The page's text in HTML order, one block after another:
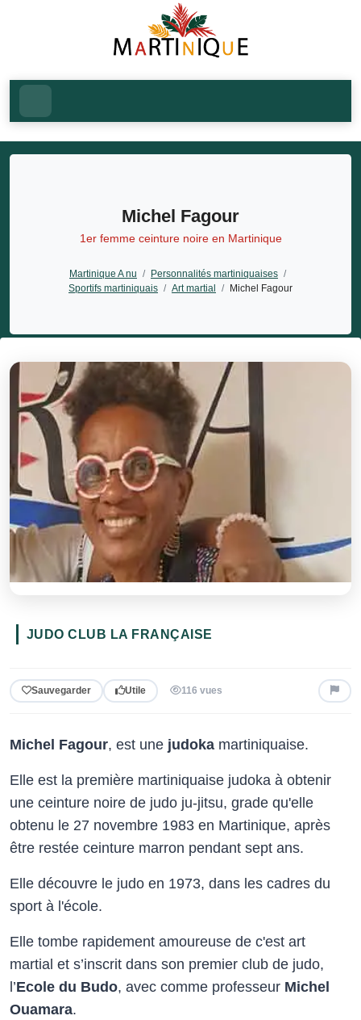
Michel Fagour
1er femme ceinture noire en Martinique
Martinique A nu / Personnalités martiniquaises /
Sportifs martiniquais / Art martial / Michel Fagour
JUDO CLUB LA FRANÇAISE
Sauvegarder Utile 116 vues
Michel Fagour, est une judoka martiniquaise.
Elle est la première martiniquaise judoka à obtenir
une ceinture noire de judo ju-jitsu, grade qu'elle
obtenu le 27 novembre 1983 en Martinique, après
être restée ceinture marron pendant sept ans.
Elle découvre le judo en 1973, dans les cadres du
sport à l'école.
Elle tombe rapidement amoureuse de c'est art
martial et s’inscrit dans son premier club de judo,
l’Ecole du Budo, avec comme professeur Michel
Ouamara.